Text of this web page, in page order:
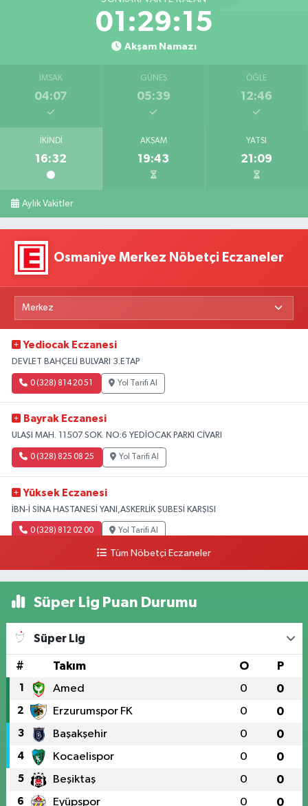
01:29:13
Akşam Namazı
İMSAK
04:07
GÜNEŞ
05:39
ÖĞLE
12:46
İKINDI
16:32
AKŞAM
19:43
YATSI
21:09
Aylık Vakitler
Osmaniye Merkez Nöbetçi Eczaneler
Yediocak Eczanesi
DEVLET BAHÇELİ BULVARI 3.ETAP
0 (328) 814 20 51 Yol Tarifi Al
Bayrak Eczanesi
ULAŞI MAH. 11507 SOK. NO:6 YEDİOCAK PARKI CİVARI
0 (328) 825 08 25 Yol Tarifi Al
Yüksek Eczanesi
İBN-İ SİNA HASTANESİ YANI,ASKERLİK ŞUBESİ KARŞISI
0 (328) 812 02 00 Yol Tarifi Al
Tüm Nöbetçi Eczaneler
Süper Lig Puan Durumu
Süper Lig
# Takım O P
1 Amed 0 0
2 Erzurumspor FK 0 0
3 Başakşehir 0 0
4 Kocaelispor 0 0
5 Beşiktaş 0 0
6 Eyüpspor 0 0